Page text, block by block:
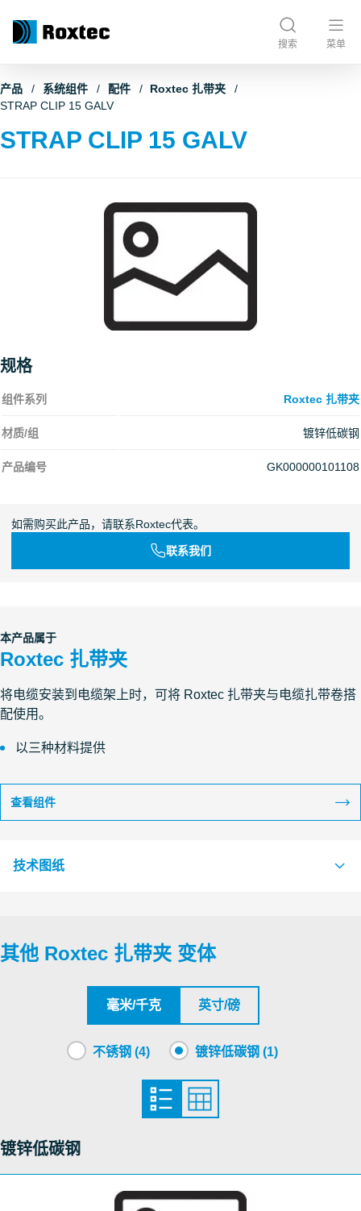
搜索 菜单
产品 系统组件 配件
Roxtec 扎带夹
STRAP CLIP 15 GALV
STRAP CLIP 15 GALV
规格
组件系列 Roxtec 扎带夹
材质/组 镀锌低碳钢
产品编号 GK000000101108
如需购买此产品，请联系Roxtec代表。
联系我们
本产品属于
Roxtec 扎带夹
将电缆安装到电缆架上时，可将 Roxtec 扎带夹与电缆扎带卷搭
配使用。
以三种材料提供
查看组件
技术图纸
其他 Roxtec 扎带夹 变体
毫米/千克 英寸/磅
不锈钢 (4) 镀锌低碳钢 (1)
镀锌低碳钢